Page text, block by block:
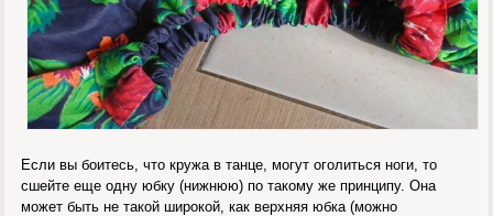
Если вы боитесь, что кружа в танце, могут оголиться ноги, то
сшейте еще одну юбку (нижнюю) по такому же принципу. Она
может быть не такой широкой, как верхняя юбка (можно